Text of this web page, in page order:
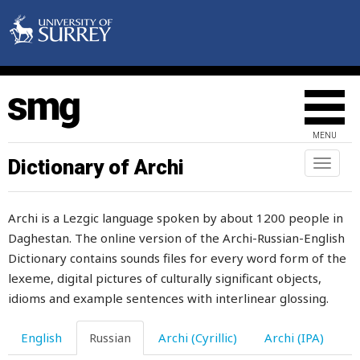
MENU
Toggle
Dictionary of Archi
Archi is a Lezgic language spoken by about 1200 people in
Daghestan. The online version of the Archi-Russian-English
Dictionary contains sounds files for every word form of the
lexeme, digital pictures of culturally significant objects,
idioms and example sentences with interlinear glossing.
English Russian Archi (Cyrillic) Archi (IPA)
яблоко
являться
явно
явный
ягненок